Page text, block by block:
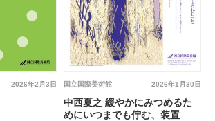
2026年2月3日 2026年1月30日
国立国際美術館
中西夏之 緩やかにみつめるた
めにいつまでも佇む、装置